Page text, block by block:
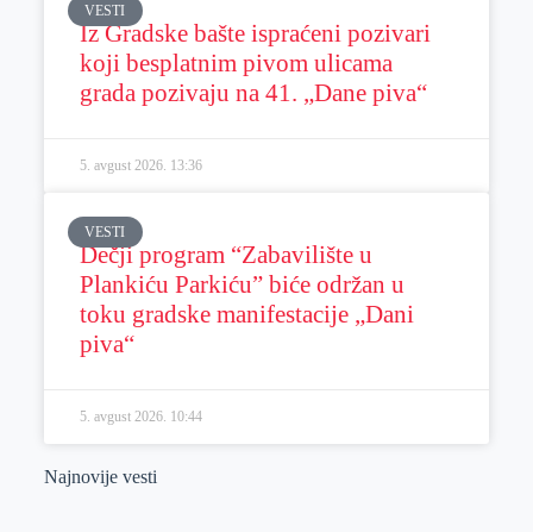
VESTI
Iz Gradske bašte ispraćeni pozivari
koji besplatnim pivom ulicama
grada pozivaju na 41. „Dane piva“
5. avgust 2026. 13:36
VESTI
Dečji program “Zabavilište u
Plankiću Parkiću” biće održan u
toku gradske manifestacije „Dani
piva“
5. avgust 2026. 10:44
Najnovije vesti